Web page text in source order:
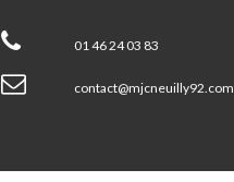
01 46 24 03 83
contact@mjcneuilly92.com